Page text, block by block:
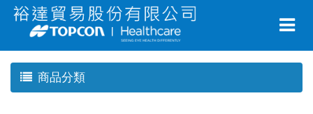
商品分類